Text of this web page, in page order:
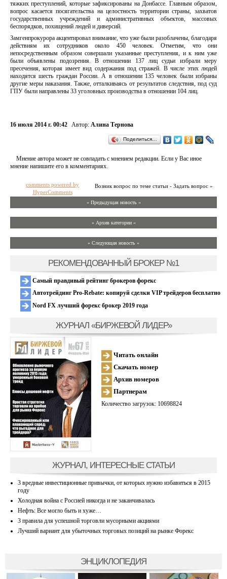
тяжких преступлений, которые зафиксированы на Донбассе. Главным образом,
вопрос касается посягательства на целостность территории страны, захватов
государственных учреждений и административных объектов, массовых
беспорядков, похищений людей и диверсий.
Замгенпрокурора акцентировал внимание, что уже были разоблачены, благодаря
действиям их сотрудников около 450 человек. Отметим, что они
непосредственным образом совершали указанные преступления, и к ним уже
были объявлены подозрения. В отношении 137 лиц судьи избрали меру
пресечения, которая имеет вид содержания под стражей. В числе этих людей
находятся шесть граждан России. А в отношении 135 человек были избраны
другие меры наказания. Также, отталкиваясь от результатов следствия, под суд
ГПУ были направлены 33 уголовных производства в отношении 104 лиц.
16 июля 2014 г. 00:42 Автор: Алина Тернова
Поделиться…
Мнение автора может не совпадать с мнением редакции. Если у Вас иное
мнение напишите его в комментариях.
Возник вопрос по теме статьи - Задать вопрос »
comments powered by
HyperComments
« Предыдущая новость «
» Архив категории «
» Следующая новость »
РЕКОМЕНДОВАННЫЙ БРОКЕР №1
Самый правдивый рейтинг брокеров форекс
Автотрейдинг Pro-Rebate: копируй сделки VIP трейдеров бесплатно
Nord FX лучший форекс брокер 2019 года
ЖУРНАЛ «БИРЖЕВОЙ ЛИДЕР»
Читать онлайн
Скачать номер
Архив номеров
Партнерам
Количество загрузок: 10698824
ЖУРНАЛ, ИНТЕРЕСНЫЕ СТАТЬИ
3 вредные инвестиционные привычки, от которых нужно избавиться в 2015
году
Холодная война с Россией никогда и не заканчивалась
Нефть: Все могло быть и хуже…
3 правила для успешной торговли мусорными акциями
Лучший вариант для убыточных торговых позиций на рынке Форекс
ЭНЦИКЛОПЕДИЯ